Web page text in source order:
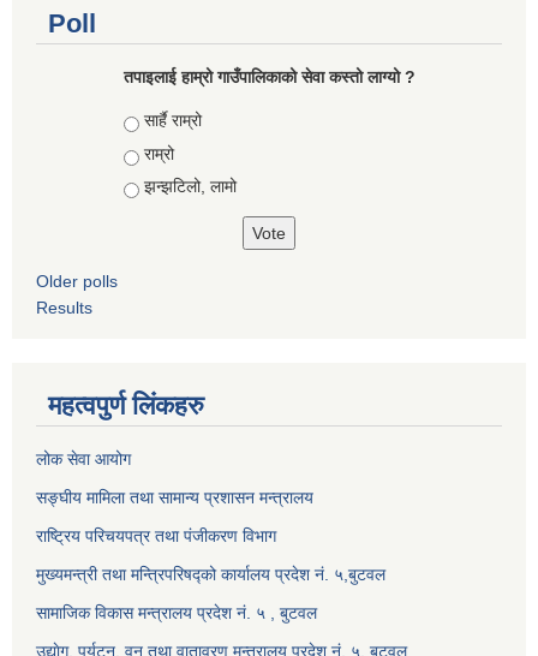
Poll
तपाइलाई हाम्रो गाउँपालिकाको सेवा कस्तो लाग्यो ?
Choices
सार्है राम्रो
राम्रो
झन्झटिलो, लामो
Older polls
Results
महत्वपुर्ण लिंकहरु
लोक सेवा आयोग
सङ्घीय मामिला तथा सामान्य प्रशासन मन्त्रालय
राष्ट्रिय परिचयपत्र तथा पंजीकरण विभाग
मुख्यमन्त्री तथा मन्त्रिपरिषद्को कार्यालय प्रदेश नं. ५,बुटवल
सामाजिक विकास मन्त्रालय प्रदेश नं. ५ , बुटवल
उद्याेग, पर्यटन, वन तथा वातावरण मन्त्रालय प्रदेश नं. ५, बुटवल